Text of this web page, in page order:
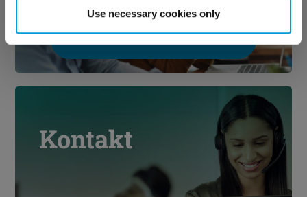
Use necessary cookies only
Zu unseren technischen Tools
Kontakt